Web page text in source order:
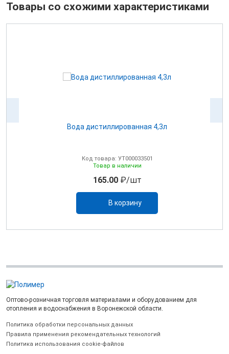
Товары со схожими характеристиками
Вода дистиллированная 4,3л
Код товара: УТ000033501
Товар в наличии
165.00₽/шт
В корзину
Оптово-розничная торговля материалами и оборудованием для
отопления и водоснабжения в Воронежской области.
Политика обработки персональных данных
Правила применения рекомендательных технологий
Политика использования cookie-файлов